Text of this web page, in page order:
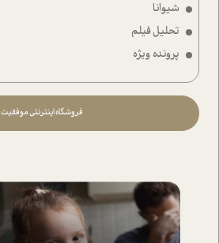
شیوانا
تحلیل فیلم
پرونده ویژه
فروشگاه اینترنتی موفقیت